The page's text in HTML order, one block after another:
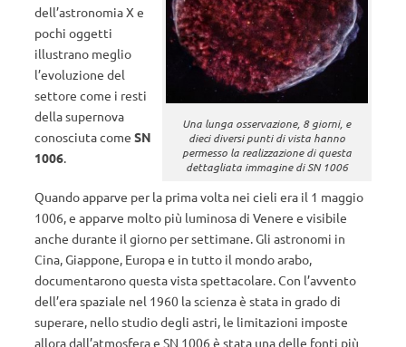
Una lunga osservazione, 8 giorni, e
dieci diversi punti di vista hanno
permesso la realizzazione di questa
dettagliata immagine di SN 1006
dell’astronomia X e
pochi oggetti
illustrano meglio
l’evoluzione del
settore come i resti
della supernova
conosciuta come SN
1006.
Quando apparve per la prima volta nei cieli era il 1 maggio
1006, e apparve molto più luminosa di Venere e visibile
anche durante il giorno per settimane. Gli astronomi in
Cina, Giappone, Europa e in tutto il mondo arabo,
documentarono questa vista spettacolare. Con l’avvento
dell’era spaziale nel 1960 la scienza è stata in grado di
superare, nello studio degli astri, le limitazioni imposte
allora dall’atmosfera e SN 1006 è stata una delle fonti più